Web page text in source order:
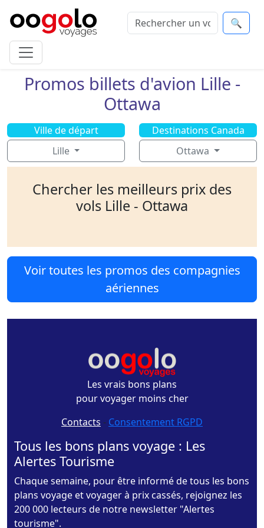
🔍
Promos billets d'avion Lille -
Ottawa
Ville de départ
Lille
Destinations Canada
Ottawa
Chercher les meilleurs prix des
vols Lille - Ottawa
Voir toutes les promos des compagnies
aériennes
Les vrais bons plans
pour voyager moins cher
Contacts - Consentement RGPD
Tous les bons plans voyage : Les
Alertes Tourisme
Chaque semaine, pour être informé de tous les bons
plans voyage et voyager à prix cassés, rejoignez les
200 000 lecteurs de notre newsletter "Alertes
tourisme".